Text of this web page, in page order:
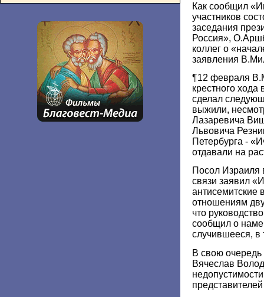
Как сообщил
участников
заседания
Россия»,
коллег о
заявления
¶12 февраля
крестного хода
сделал
выжили,
Лазаревича
Львовича
Петербурга -
отдавали на
Посол Израиля
связи заявил
антисемитские
отношениям
что
сообщил о
случившееся, в
В свою
Вячеслав